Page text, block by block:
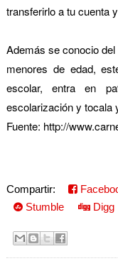
transferirlo a tu cuenta
Además se conocio
menores de edad,
escolar, entra en
escolarización y tocala
Fuente: http://
Compartir:
Stumble
Digg